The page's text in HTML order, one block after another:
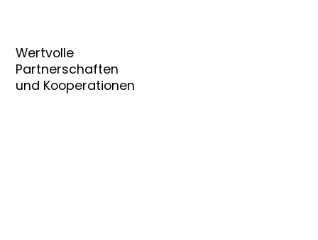
Wertvolle
Partnerschaften
und Kooperationen